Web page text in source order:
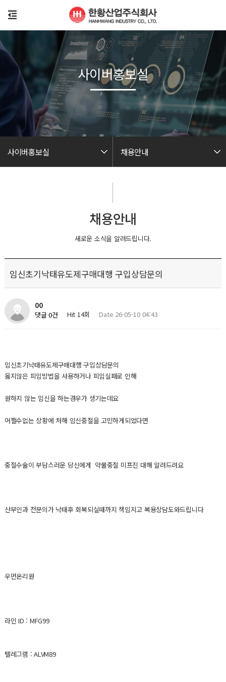
사이버홍보실 채용안내
사이버홍보실
채용안내
새로운 소식을 알려드립니다.
임신초기낙태유도제구매대행 구입상담문의
00
댓글 0건
Hit 14회 Date 26-05-10 04:43
임신초기낙태유도제구매대행 구입상담문의
옳지않은 피임방법을 사용하거나 피임실패로 인해
원하지 않는 임신을 하는경우가 생기는데요
어쩔수없는 상황에 처해 임신중절을 고민하게되었다면
중절수술이 부담스러운 당신에게 약물중절 미프진 대해 알려드려요
산부인과 전문의가 낙태후 회복되실때까지 책임지고 복용상담도와드립니다
우먼온리원
라인 ID : MFG99
텔레그램 : ALVM89